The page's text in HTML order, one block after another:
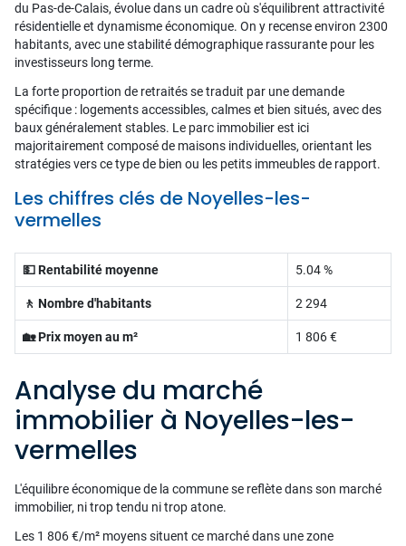
du Pas-de-Calais, évolue dans un cadre où s'équilibrent attractivité
résidentielle et dynamisme économique. On y recense environ 2300
habitants, avec une stabilité démographique rassurante pour les
investisseurs long terme.
La forte proportion de retraités se traduit par une demande
spécifique : logements accessibles, calmes et bien situés, avec des
baux généralement stables. Le parc immobilier est ici
majoritairement composé de maisons individuelles, orientant les
stratégies vers ce type de bien ou les petits immeubles de rapport.
Les chiffres clés de Noyelles-les-
vermelles
💵 Rentabilité moyenne 5.04 %
🚶 Nombre d'habitants 2 294
🏡 Prix moyen au m² 1 806 €
Analyse du marché
immobilier à Noyelles-les-
vermelles
L'équilibre économique de la commune se reflète dans son marché
immobilier, ni trop tendu ni trop atone.
Les 1 806 €/m² moyens situent ce marché dans une zone